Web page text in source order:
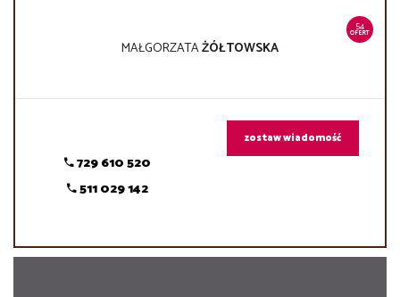
54
OFERT
MAŁGORZATAŻÓŁTOWSKA
729 610 520
511 029 142
zostaw wiadomość